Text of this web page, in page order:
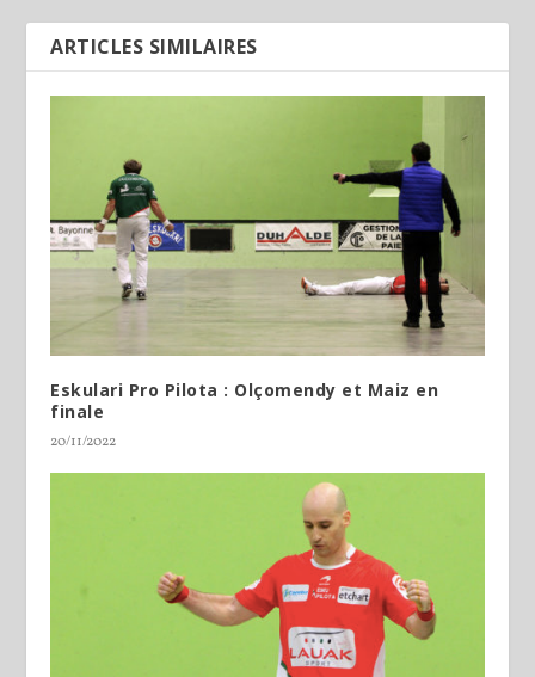
ARTICLES SIMILAIRES
Eskulari Pro Pilota : Olçomendy et Maiz en
finale
20/11/2022